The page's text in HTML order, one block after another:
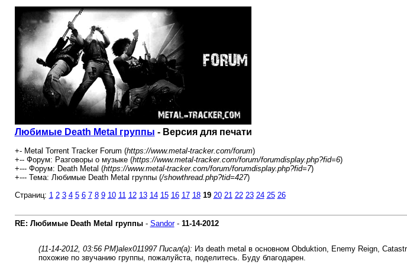
Любимые Death Metal группы - Версия для печати
+- Metal Torrent Tracker Forum (https://www.metal-tracker.com/forum)
+-- Форум: Разговоры о музыке (https://www.metal-tracker.com/forum/forumdisplay.php?fid=6)
+--- Форум: Death Metal (https://www.metal-tracker.com/forum/forumdisplay.php?fid=7)
+--- Тема: Любимые Death Metal группы (/showthread.php?tid=427)
Страниц: 1 2 3 4 5 6 7 8 9 10 11 12 13 14 15 16 17 18 19 20 21 22 23 24 25 26
RE: Любимые Death Metal группы- Sandor- 11-14-2012
(11-14-2012, 03:56 PM)alex011997 Писал(а): Из death metal в основном Obduktion, Enemy Reign,
похожие по звучанию группы, пожалуйста, поделитесь. Буду благодарен.